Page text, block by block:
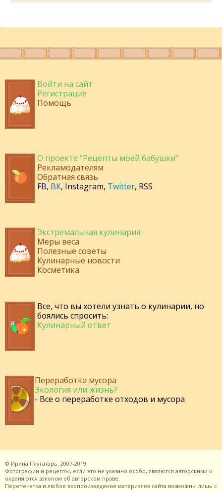
Войти на сайт
Регистрация
Помощь
О проекте "Рецепты моей бабушки"
Рекламодателям
Обратная связь
FB, ВК, Instagram, Twitter, RSS
Экстремальная кулинария
Меры веса
Полезные советы
Кулинарные новости
Косметика
Все, что вы хотели узнать о кулинарии, но
боялись спросить:
Кулинарный ответ
Переработка мусора
Экология или жизнь?
- Все о переработке отходов и мусора
© Ирина Плугатарь, 2007-2019.
Фотографии и рецепты, если это не указано особо, являются авторскими и
охраняются законом об авторском праве.
Перепечатка и любое воспроизведение материалов сайта возможны лишь с